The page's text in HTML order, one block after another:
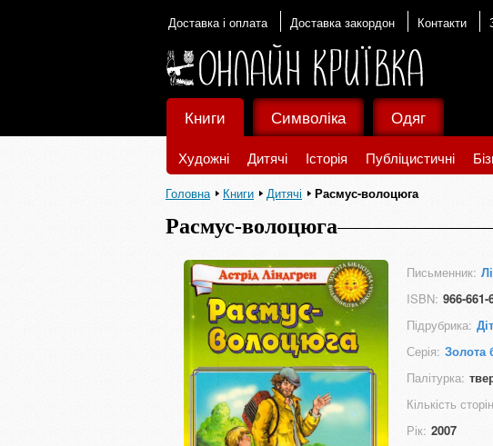
Доставка і оплата Доставка закордон Контакти
Книги
Художні Дитячі Історія Публіцистичні
Символіка Одяг
Головна Книги Дитячі Расмус-волоцюга
Расмус-волоцюга
Письменник:
ISBN: 966-661-
Підрубрика:
Серія: Золота
Палітурка:
Кількість
Рік: 2007